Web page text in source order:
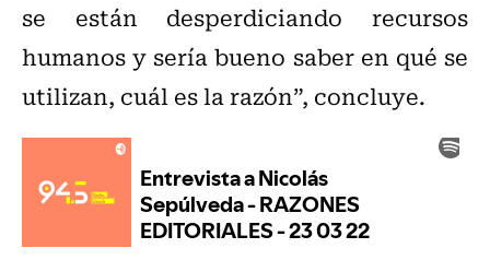
se están desperdiciando recursos
humanos y sería bueno saber en qué se
utilizan, cuál es la razón”, concluye.